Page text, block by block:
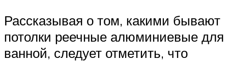
Рассказывая о том, какими бывают
потолки реечные алюминиевые для
ванной, следует отметить, что